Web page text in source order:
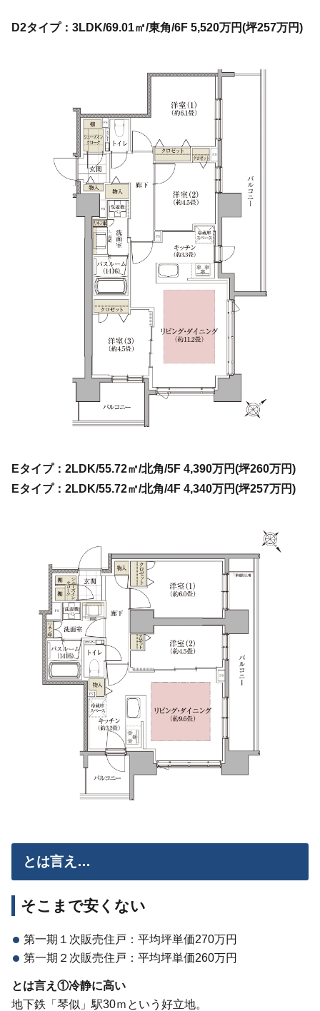
D2タイプ：3LDK/69.01㎡/東角/6F 5,520万円(坪257万円)
Eタイプ：2LDK/55.72㎡/北角/5F 4,390万円(坪260万円)
Eタイプ：2LDK/55.72㎡/北角/4F 4,340万円(坪257万円)
とは言え…
そこまで安くない
第一期１次販売住戸：平均坪単価270万円
第一期２次販売住戸：平均坪単価260万円
とは言え①冷静に高い
地下鉄「琴似」駅30ｍという好立地。